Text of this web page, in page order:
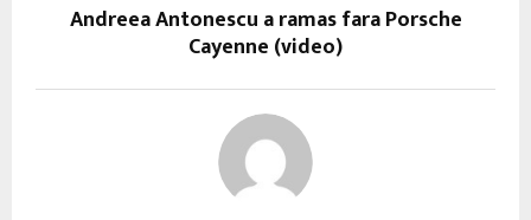
Andreea Antonescu a ramas fara Porsche
Cayenne (video)